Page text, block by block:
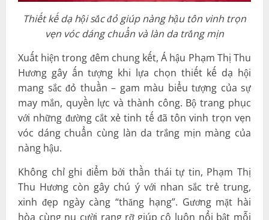
Thiết kế dạ hội sắc đỏ giúp nàng hậu tôn vinh trọn
vẹn vóc dáng chuẩn và làn da trắng mịn
Xuất hiện trong đêm chung kết, Á hậu Phạm Thị Thu
Hương gây ấn tượng khi lựa chọn thiết kế dạ hội
mang sắc đỏ thuần – gam màu biểu tượng của sự
may mắn, quyền lực và thành công. Bộ trang phục
với những đường cắt xẻ tinh tế đã tôn vinh trọn vẹn
vóc dáng chuẩn cùng làn da trắng mịn màng của
nàng hậu.
Không chỉ ghi điểm bởi thần thái tự tin, Phạm Thị
Thu Hương còn gây chú ý với nhan sắc trẻ trung,
xinh đẹp ngày càng “thăng hạng”. Gương mặt hài
hòa cùng nụ cười rạng rỡ giúp cô luôn nổi bật mỗi